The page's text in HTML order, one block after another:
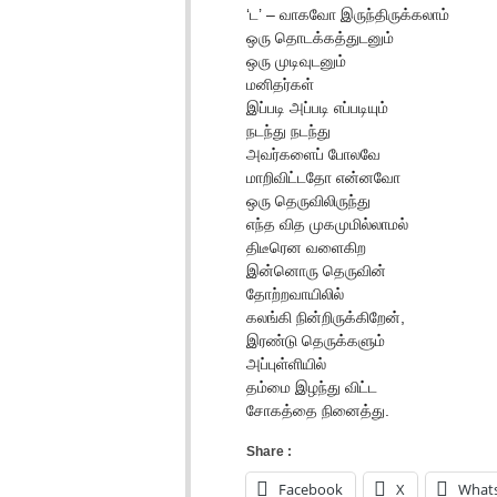
‘ட’ – வாகவோ இருந்திருக்கலாம்
ஒரு தொடக்கத்துடனும்
ஒரு முடிவுடனும்
மனிதர்கள்
இப்படி அப்படி எப்படியும்
நடந்து நடந்து
அவர்களைப் போலவே
மாறிவிட்டதோ என்னவோ
ஒரு தெருவிலிருந்து
எந்த வித முகமுமில்லாமல்
திடீரென வளைகிற
இன்னொரு தெருவின்
தோற்றவாயிலில்
கலங்கி நின்றிருக்கிறேன்,
இரண்டு தெருக்களும்
அப்புள்ளியில்
தம்மை இழந்து விட்ட
சோகத்தை நினைத்து.
Share :
Facebook X